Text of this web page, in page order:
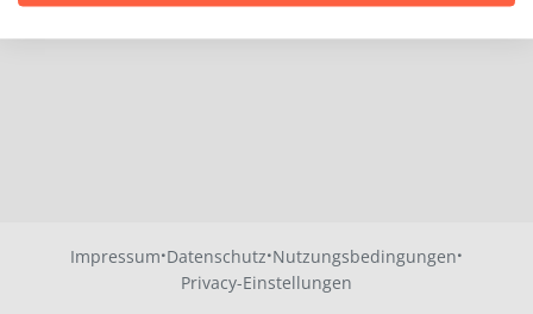
Impressum·Datenschutz·Nutzungsbedingungen·
Privacy-Einstellungen